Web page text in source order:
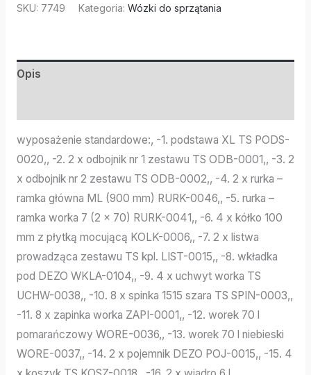
SKU: 7749 Kategoria: Wózki do sprzątania
Opis
wyposażenie standardowe:, -1. podstawa XL TS PODS-
0020,, -2. 2 x odbojnik nr 1 zestawu TS ODB-0001,, -3. 2
x odbojnik nr 2 zestawu TS ODB-0002,, -4. 2 x rurka –
ramka główna ML (900 mm) RURK-0046,, -5. rurka –
ramka worka 7 (2 x 70) RURK-0041,, -6. 4 x kółko 100
mm z płytką mocującą KOLK-0006,, -7. 2 x listwa
prowadząca zestawu TS kpl. LIST-0015,, -8. wkładka
pod DEZO WKLA-0104,, -9. 4 x uchwyt worka TS
UCHW-0038,, -10. 8 x spinka 1515 szara TS SPIN-0003,,
-11. 8 x zapinka worka ZAPI-0001,, -12. worek 70 l
pomarańczowy WORE-0036,, -13. worek 70 l niebieski
WORE-0037,, -14. 2 x pojemnik DEZO POJ-0015,, -15. 4